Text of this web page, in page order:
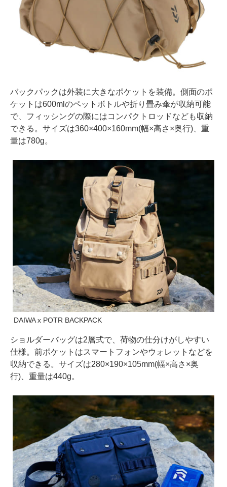
バックパックは外装に大きなポケットを装備。側面のポ
ケットは600mlのペットボトルや折り畳み傘が収納可能
で、フィッシングの際にはコンパクトロッドなども収納
できる。サイズは360×400×160mm(幅×高さ×奥行)、重
量は780g。
DAIWA x POTR BACKPACK
ショルダーバッグは2層式で、荷物の仕分けがしやすい
仕様。前ポケットはスマートフォンやウォレットなどを
収納できる。サイズは280×190×105mm(幅×高さ×奥
行)、重量は440g。